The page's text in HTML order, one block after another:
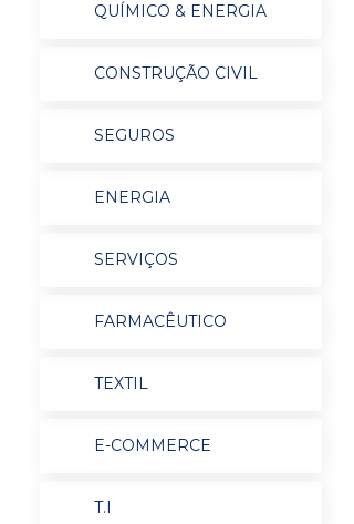
QUÍMICO & ENERGIA
CONSTRUÇÃO CIVIL
SEGUROS
ENERGIA
SERVIÇOS
FARMACÊUTICO
TEXTIL
E-COMMERCE
T.I